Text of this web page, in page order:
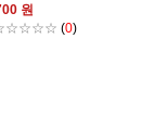
원
(0)